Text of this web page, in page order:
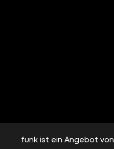
funk ist ein Angebot von